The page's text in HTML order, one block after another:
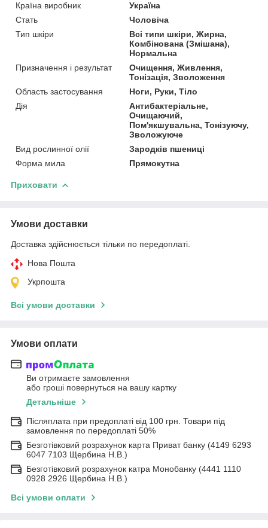
Країна виробник
Україна
Стать
Чоловіча
Тип шкіри
Всі типи шкіри, Жирна,
Комбінована (Змішана),
Нормальна
Призначення і результат
Очищення, Живлення,
Тонізація, Зволоження
Область застосування
Ноги, Руки, Тіло
Дія
Антибактеріальне,
Очищаючий,
Пом'якшувальна, Тонізуючу,
Зволожуюче
Вид рослинної олії
Зародків пшениці
Форма мила
Прямокутна
Приховати
Умови доставки
Доставка здійснюється тільки по передоплаті.
Нова Пошта
Укрпошта
Всі умови доставки
Умови оплати
Ви отримаєте замовлення
або гроші повернуться на вашу картку
Детальніше
Післяплата при предоплаті від 100 грн. Товари під
замовлення по передоплаті 50%
Безготівковий розрахунок карта Приват банку (4149 6293
6047 7103 Щербина Н.В.)
Безготівковий розрахунок катра Монобанку (4441 1110
0928 2926 Щербина Н.В.)
Всі умови оплати